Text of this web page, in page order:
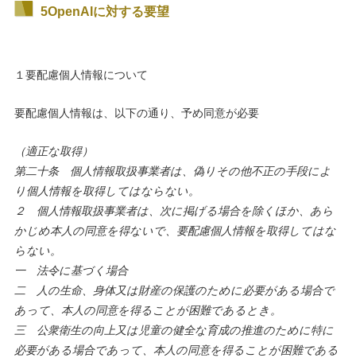
5OpenAIに対する要望
１要配慮個人情報について
要配慮個人情報は、以下の通り、予め同意が必要
（適正な取得）
第二十条 個人情報取扱事業者は、偽りその他不正の手段によ
り個人情報を取得してはならない。
２ 個人情報取扱事業者は、次に掲げる場合を除くほか、あら
かじめ本人の同意を得ないで、要配慮個人情報を取得してはな
らない。
一 法令に基づく場合
二 人の生命、身体又は財産の保護のために必要がある場合で
あって、本人の同意を得ることが困難であるとき。
三 公衆衛生の向上又は児童の健全な育成の推進のために特に
必要がある場合であって、本人の同意を得ることが困難である